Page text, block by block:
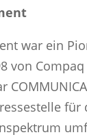
war ein
von